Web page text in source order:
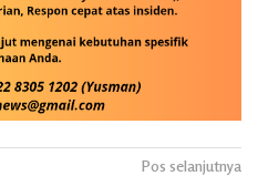
Pos selanjutnya